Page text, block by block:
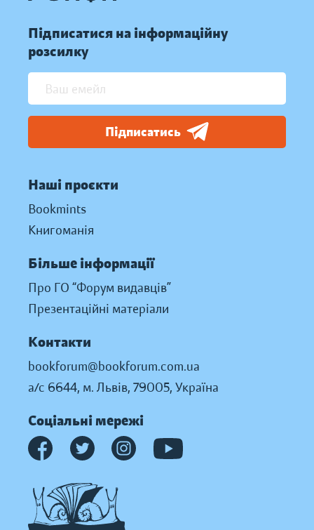
Підписатися на інформаційну
розсилку
Підписатись
Наші проєкти
Bookmints
Книгоманія
Більше інформації
Про ГО “Форум видавців”
Презентаційні матеріали
Контакти
bookforum@bookforum.com.ua
а/с 6644, м. Львів, 79005, Україна
Соціальні мережі